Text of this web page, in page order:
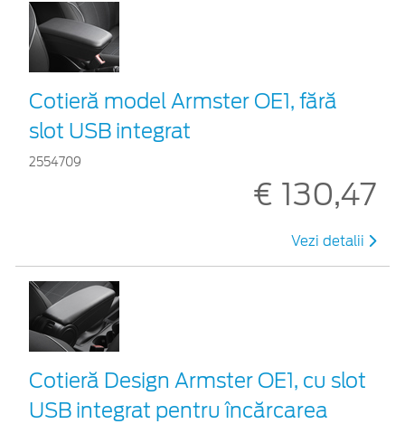
Cotieră model Armster OE1, fără
slot USB integrat
2554709
€ 130,47
Vezi detalii
Cotieră Design Armster OE1, cu slot
USB integrat pentru încărcarea